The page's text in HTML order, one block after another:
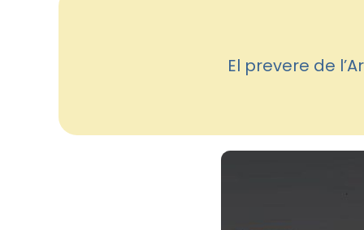
El prevere de